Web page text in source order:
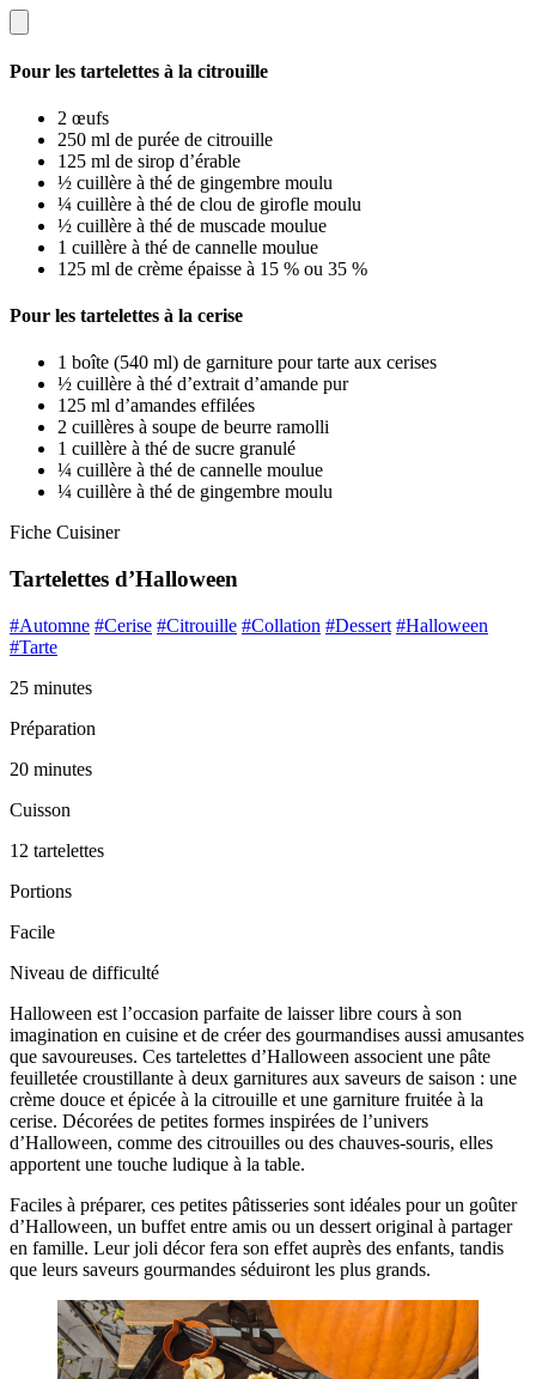
Pour les tartelettes à la citrouille
2 œufs
250 ml de purée de citrouille
125 ml de sirop d’érable
½ cuillère à thé de gingembre moulu
¼ cuillère à thé de clou de girofle moulu
½ cuillère à thé de muscade moulue
1 cuillère à thé de cannelle moulue
125 ml de crème épaisse à 15 % ou 35 %
Pour les tartelettes à la cerise
1 boîte (540 ml) de garniture pour tarte aux cerises
½ cuillère à thé d’extrait d’amande pur
125 ml d’amandes effilées
2 cuillères à soupe de beurre ramolli
1 cuillère à thé de sucre granulé
¼ cuillère à thé de cannelle moulue
¼ cuillère à thé de gingembre moulu
Fiche Cuisiner
Tartelettes d’Halloween
#Automne #Cerise #Citrouille #Collation #Dessert #Halloween
#Tarte
25 minutes
Préparation
20 minutes
Cuisson
12 tartelettes
Portions
Facile
Niveau de difficulté
Halloween est l’occasion parfaite de laisser libre cours à son
imagination en cuisine et de créer des gourmandises aussi amusantes
que savoureuses. Ces tartelettes d’Halloween associent une pâte
feuilletée croustillante à deux garnitures aux saveurs de saison : une
crème douce et épicée à la citrouille et une garniture fruitée à la
cerise. Décorées de petites formes inspirées de l’univers
d’Halloween, comme des citrouilles ou des chauves-souris, elles
apportent une touche ludique à la table.
Faciles à préparer, ces petites pâtisseries sont idéales pour un goûter
d’Halloween, un buffet entre amis ou un dessert original à partager
en famille. Leur joli décor fera son effet auprès des enfants, tandis
que leurs saveurs gourmandes séduiront les plus grands.